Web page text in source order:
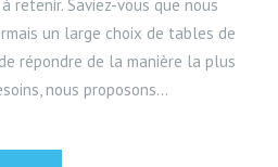
retenir. Saviez-vous que nous
un large choix de tables de
répondre de la manière la plus
nous proposons...